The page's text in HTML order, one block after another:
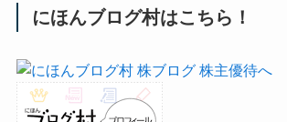
にほんブログ村はこちら！